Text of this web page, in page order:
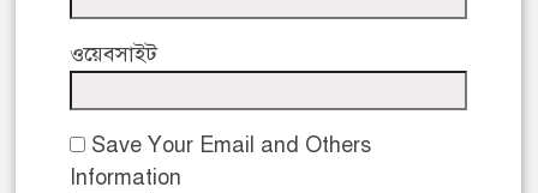
ওয়েবসাইট
Save Your Email and Others
Information